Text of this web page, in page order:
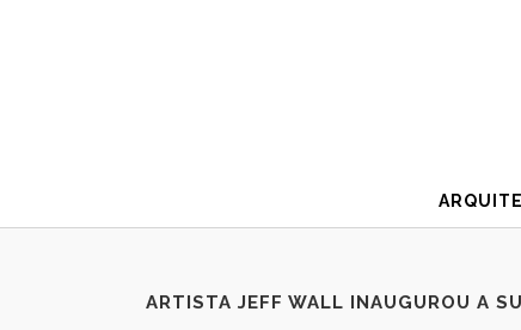
ARTISTA JEFF WALL INAUGUROU A